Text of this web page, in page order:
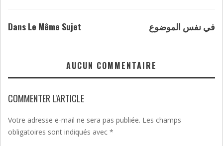
Dans Le Même Sujet في نفس الموضوع
AUCUN COMMENTAIRE
COMMENTER L'ARTICLE
Votre adresse e-mail ne sera pas publiée. Les champs
obligatoires sont indiqués avec *